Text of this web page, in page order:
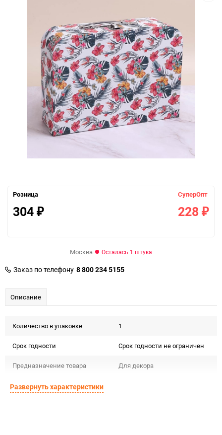
Розница
304 ₽
СуперОпт
228 ₽
Москва Осталась 1 штука
Заказ по телефону 8 800 234 5155
Описание
Количество в упаковке 1
Срок годности Срок годности не ограничен
Предназначение товара Для декора
Сертификация
Развернуть характеристики